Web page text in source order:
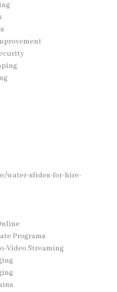
water-slides-for-hire-
Programs
Video Streaming